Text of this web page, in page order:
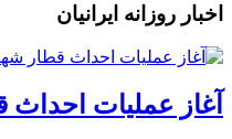
اخبار روزانه ایرانیان
آغاز عملیات